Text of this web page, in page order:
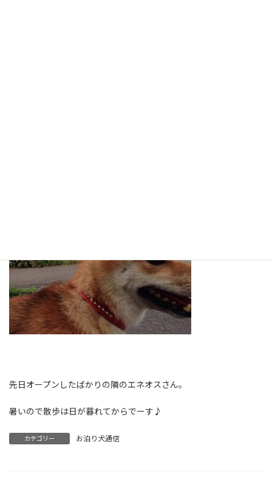
先日オープンしたばかりの隣のエネオスさん。
暑いので散歩は日が暮れてからでーす♪
カテゴリー お泊り犬通信